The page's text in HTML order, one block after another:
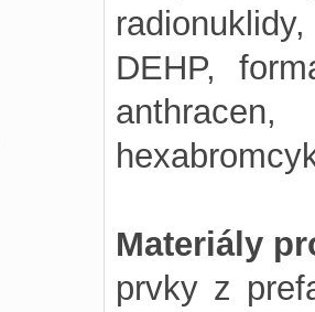
DEHP,
Materiály
prvky z